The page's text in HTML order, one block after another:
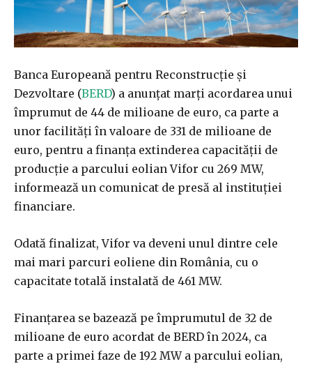
Banca Europeană pentru Reconstrucţie şi
Dezvoltare (BERD) a anunţat marţi acordarea unui
împrumut de 44 de milioane de euro, ca parte a
unor facilităţi în valoare de 331 de milioane de
euro, pentru a finanţa extinderea capacităţii de
producţie a parcului eolian Vifor cu 269 MW,
informează un comunicat de presă al instituţiei
financiare.
Odată finalizat, Vifor va deveni unul dintre cele
mai mari parcuri eoliene din România, cu o
capacitate totală instalată de 461 MW.
Finanţarea se bazează pe împrumutul de 32 de
milioane de euro acordat de BERD în 2024, ca
parte a primei faze de 192 MW a parcului eolian,